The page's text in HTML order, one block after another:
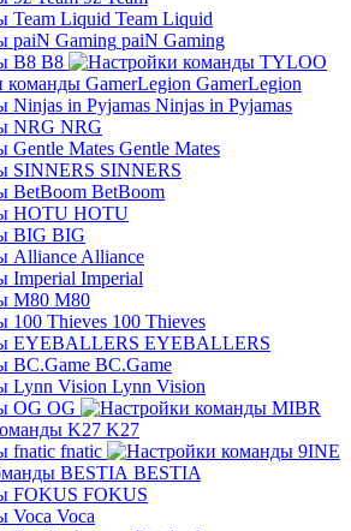
Team Liquid
paiN Gaming
B8
GamerLegion
Ninjas in Pyjamas
NRG
Gentle Mates
SINNERS
BetBoom
HOTU
BIG
Alliance
Imperial
M80
100 Thieves
EYEBALLERS
BC.Game
Lynn Vision
OG
K27
fnatic
BESTIA
FOKUS
Voca